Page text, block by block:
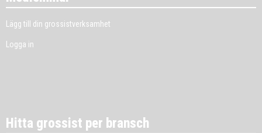
Lägg till din grossistverksamhet
Logga in
Hitta grossist per bransch